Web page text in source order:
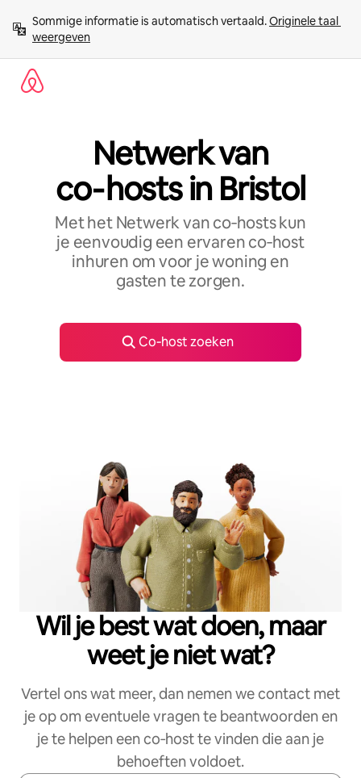
direct
naar
inhoud
Sommige informatie is automatisch vertaald. Originele taal
weergeven
Netwerk van
co‑hosts in Bristol
Met het Netwerk van co‑hosts kun
je eenvoudig een ervaren co‑host
inhuren om voor je woning en
gasten te zorgen.
Co‑host zoeken
Wil je best wat doen, maar
weet je niet wat?
Vertel ons wat meer, dan nemen we contact met
je op om eventuele vragen te beantwoorden en
je te helpen een co‑host te vinden die aan je
behoeften voldoet.